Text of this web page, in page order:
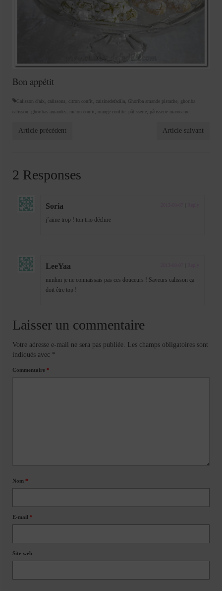
Bon appétit
Calisson d'aix, calissons, citron confit, cuisinedefadila, Ghoriba amande pistache, ghoriba
calisson, ghoribas amandes, melon confit, orange confite, pâtisserie, pâtisserie marocaine
Article précédent Article suivant
2 Responses
Soria
j’aime trop ! ton trio déchire
LeeYaa
mmhm je ne connaissais pas ces douceurs ! Saveurs calisson ça
doit être top !
Laisser un commentaire
Votre adresse e-mail ne sera pas publiée. Les champs obligatoires sont
indiqués avec *
Commentaire *
Nom *
E-mail *
Site web